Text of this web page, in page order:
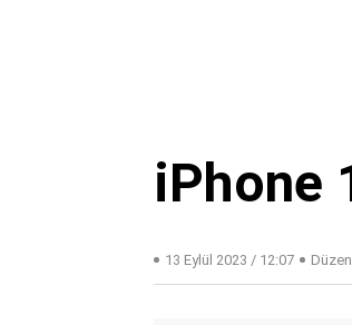
iPhone
13 Eylül 2023 / 12:07